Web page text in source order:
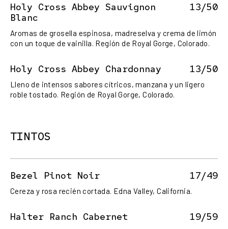
Holy Cross Abbey Sauvignon
Blanc
13/50
Aromas de grosella espinosa, madreselva y crema de limón
con un toque de vainilla. Región de Royal Gorge, Colorado.
Holy Cross Abbey Chardonnay 13/50
Lleno de intensos sabores cítricos, manzana y un ligero
roble tostado. Región de Royal Gorge, Colorado.
TINTOS
Bezel Pinot Noir 17/49
Cereza y rosa recién cortada. Edna Valley, California.
Halter Ranch Cabernet 19/59